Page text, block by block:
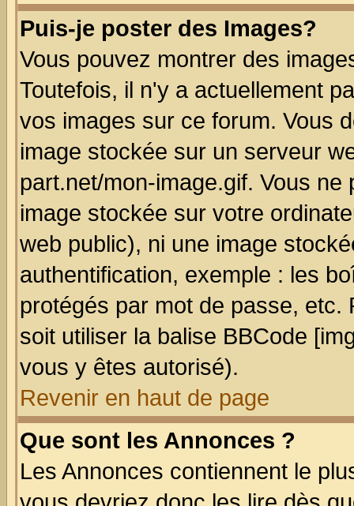
Puis-je poster des Images?
Vous pouvez montrer des
Toutefois, il n'y a actuellement
vos images sur ce forum. Vous
image stockée sur un serveur
part.net/mon-image.gif. Vous
image stockée sur votre
web public), ni une image
authentification, exemple : les
protégés par mot de passe,
soit utiliser la balise BBCode
vous y êtes autorisé).
Revenir en haut de page
Que sont les Annonces ?
Les Annonces contiennent le